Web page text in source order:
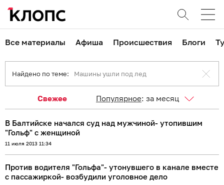
Все материалы Афиша Происшествия Блоги
Найдено по теме: Машины ушли под лед
Свежее Популярное: за месяц
В Балтийске начался суд над мужчиной- утопившим
"Гольф" с женщиной
11 июля 2013 11:34
Против водителя "Гольфа"- утонувшего в канале вместе
с пассажиркой- возбудили уголовное дело